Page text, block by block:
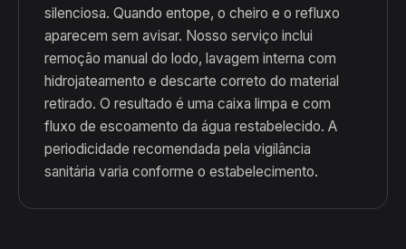
silenciosa. Quando entope, o cheiro e o refluxo
aparecem sem avisar. Nosso serviço inclui
remoção manual do lodo, lavagem interna com
hidrojateamento e descarte correto do material
retirado. O resultado é uma caixa limpa e com
fluxo de escoamento da água restabelecido. A
periodicidade recomendada pela vigilância
sanitária varia conforme o estabelecimento.